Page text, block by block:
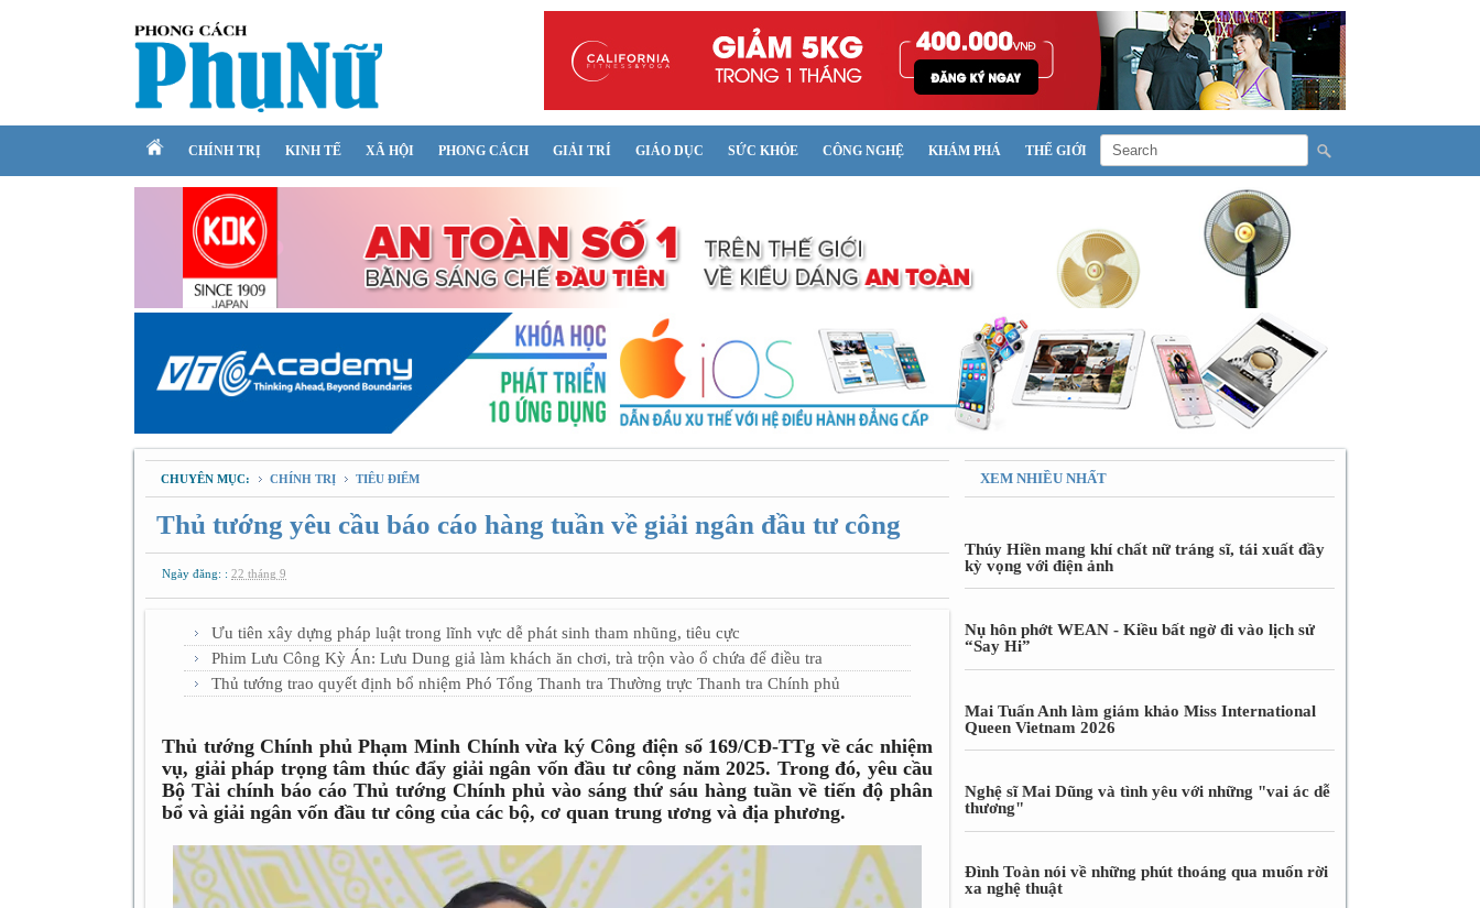
CHÍNH TRỊ KINH TẾ XÃ HỘI PHONG CÁCH GIẢI TRÍ GIÁO DỤC SỨC KHỎE CÔNG NGHỆ KHÁM PHÁ THẾ GIỚI
CHUYÊN MỤC: CHÍNH TRỊ TIÊU ĐIỂM
Thủ tướng yêu cầu báo cáo hàng tuần về giải ngân đầu tư công
Ngày đăng: : 22 tháng 9
Ưu tiên xây dựng pháp luật trong lĩnh vực dễ phát sinh tham nhũng, tiêu cực
Phim Lưu Công Kỳ Án: Lưu Dung giả làm khách ăn chơi, trà trộn vào ổ chứa để điều tra
Thủ tướng trao quyết định bổ nhiệm Phó Tổng Thanh tra Thường trực Thanh tra Chính phủ
Thủ tướng Chính phủ Phạm Minh Chính vừa ký Công điện số 169/CĐ-TTg về các nhiệm
vụ, giải pháp trọng tâm thúc đẩy giải ngân vốn đầu tư công năm 2025. Trong đó, yêu cầu
Bộ Tài chính báo cáo Thủ tướng Chính phủ vào sáng thứ sáu hàng tuần về tiến độ phân
bổ và giải ngân vốn đầu tư công của các bộ, cơ quan trung ương và địa phương.
XEM NHIỀU NHẤT
Thúy Hiền mang khí chất nữ tráng sĩ, tái xuất đầy
kỳ vọng với điện ảnh
Nụ hôn phớt WEAN - Kiều bất ngờ đi vào lịch sử
“Say Hi”
Mai Tuấn Anh làm giám khảo Miss International
Queen Vietnam 2026
Nghệ sĩ Mai Dũng và tình yêu với những "vai ác dễ
thương"
Đình Toàn nói về những phút thoáng qua muốn rời
xa nghệ thuật